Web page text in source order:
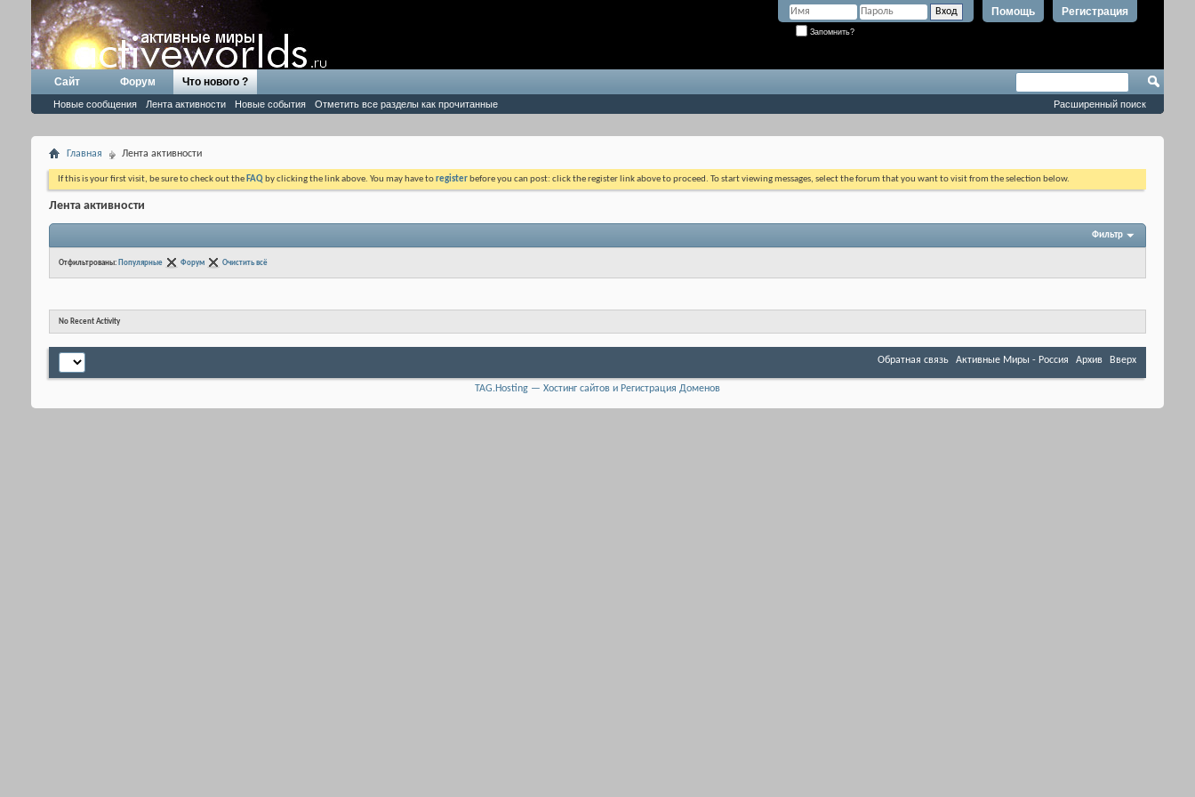
Регистрация
Помощь
Запомнить?
Сайт Форум Что нового ?
Новые сообщения Лента активности Новые события Отметить все разделы как прочитанные Расширенный поиск
Главная Лента активности
If this is your first visit, be sure to check out the FAQ by clicking the link above. You may have toregister before you can post: click the register link above to proceed. To start viewing messages, select the forum that you want to visit from the selection below.
Лента активности
Фильтр
Отфильтрованы: Популярные Форум Очистить всё
No Recent Activity
Обратная связь Активные Миры - Россия Архив Вверх
TAG.Hosting — Хостинг сайтов и Регистрация Доменов